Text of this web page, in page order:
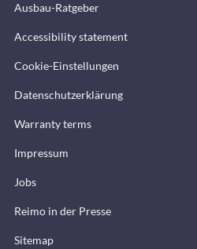
Ausbau-Ratgeber
Accessibility statement
Cookie-Einstellungen
Datenschutzerklärung
Warranty terms
Impressum
Jobs
Reimo in der Presse
Sitemap